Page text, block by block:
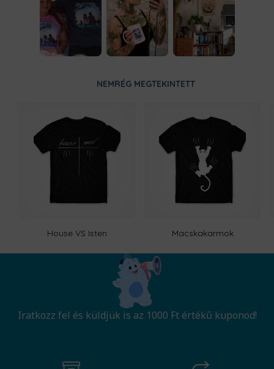
NEMRÉG MEGTEKINTETT
House VS Isten Macskakarmok
Iratkozz fel és küldjük is az 1000 Ft értékű kuponod!